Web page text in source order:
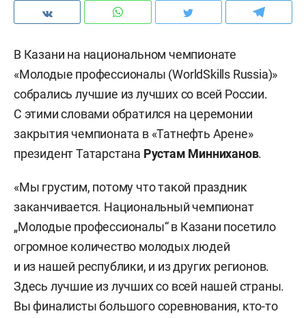
В Казани на национальном чемпионате
«Молодые профессионалы (WorldSkills Russia)»
собрались лучшие из лучших со всей России.
С этими словами обратился на церемонии
закрытия чемпионата в «Татнефть Арене»
президент Татарстана Рустам Минниханов.
«Мы грустим, потому что такой праздник
заканчивается. Национальный чемпионат
„Молодые профессионалы“ в Казани посетило
огромное количество молодых людей
и из нашей республики, и из других регионов.
Здесь лучшие из лучших со всей нашей страны.
Вы финалисты большого соревнования, кто-то